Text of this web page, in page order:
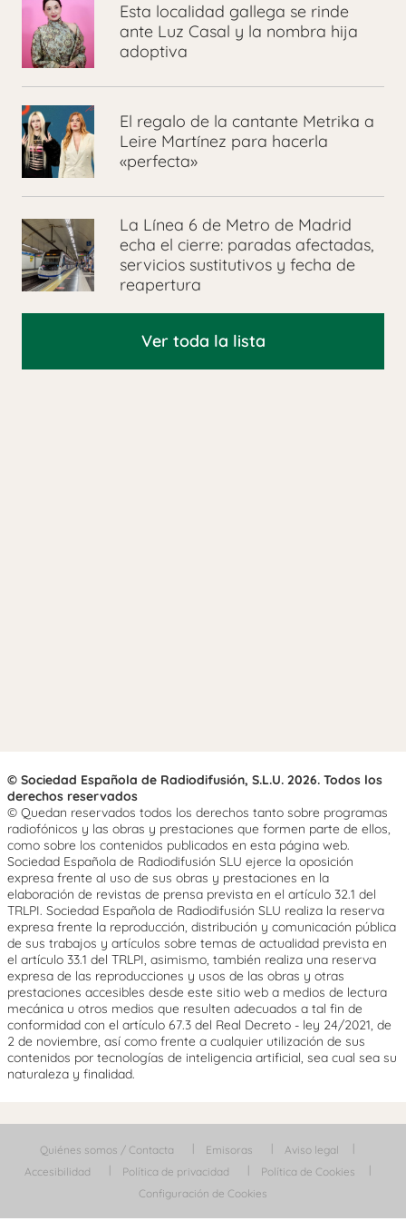
Esta localidad gallega se rinde
ante Luz Casal y la nombra hija
adoptiva
El regalo de la cantante Metrika a
Leire Martínez para hacerla
«perfecta»
La Línea 6 de Metro de Madrid
echa el cierre: paradas afectadas,
servicios sustitutivos y fecha de
reapertura
Ver toda la lista
© Sociedad Española de Radiodifusión, S.L.U. 2026. Todos los
derechos reservados
© Quedan reservados todos los derechos tanto sobre programas
radiofónicos y las obras y prestaciones que formen parte de ellos,
como sobre los contenidos publicados en esta página web.
Sociedad Española de Radiodifusión SLU ejerce la oposición
expresa frente al uso de sus obras y prestaciones en la
elaboración de revistas de prensa prevista en el artículo 32.1 del
TRLPI. Sociedad Española de Radiodifusión SLU realiza la reserva
expresa frente la reproducción, distribución y comunicación pública
de sus trabajos y artículos sobre temas de actualidad prevista en
el artículo 33.1 del TRLPI, asimismo, también realiza una reserva
expresa de las reproducciones y usos de las obras y otras
prestaciones accesibles desde este sitio web a medios de lectura
mecánica u otros medios que resulten adecuados a tal fin de
conformidad con el artículo 67.3 del Real Decreto - ley 24/2021, de
2 de noviembre, así como frente a cualquier utilización de sus
contenidos por tecnologías de inteligencia artificial, sea cual sea su
naturaleza y finalidad.
Quiénes somos / Contacta Emisoras
Aviso legal
Accesibilidad
Política de privacidad
Política de Cookies
Configuración de Cookies